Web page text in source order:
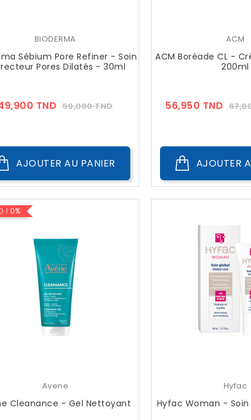
BIODERMA
Sébium Pore Refiner - Soin
Pores Dilatés - 30ml
TND Prix
59,000 TNDPrix
AJOUTER AU PANIER
ACM
ACM Boréade CL -
200ml
56,950 TND Prix
AJOUTER
! 0%
Avene
Cleanance - Gel Nettoyant
Hyfac
Hyfac Woman -